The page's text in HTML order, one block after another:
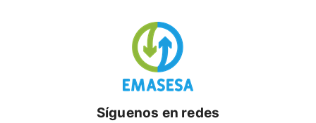
Síguenos en redes